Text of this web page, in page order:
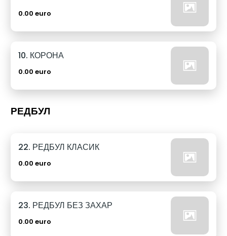
0.00 euro
10. КОРОНА
0.00 euro
РЕДБУЛ
22. РЕДБУЛ КЛАСИК
0.00 euro
23. РЕДБУЛ БЕЗ ЗАХАР
0.00 euro